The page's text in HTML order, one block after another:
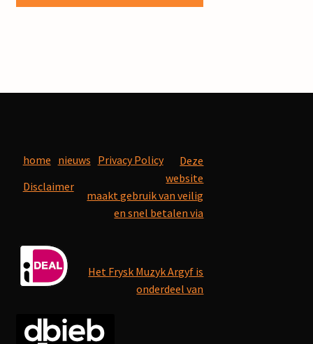
home nieuws Privacy Policy
Disclaimer
Deze
website
maakt gebruik van veilig
en snel betalen via
Het Frysk Muzyk Argyf is
onderdeel van